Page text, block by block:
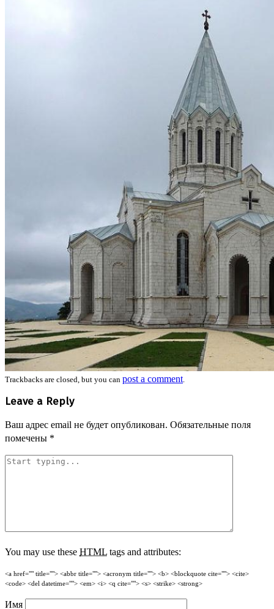
Trackbacks are closed, but you can post a comment.
Leave a Reply
Ваш адрес email не будет опубликован. Обязательные поля
помечены *
You may use these HTML tags and attributes:
<a href="" title=""> <abbr title=""> <acronym title=""> <b> <blockquote cite=""> <cite>
<code> <del datetime=""> <em> <i> <q cite=""> <s> <strike> <strong>
Имя